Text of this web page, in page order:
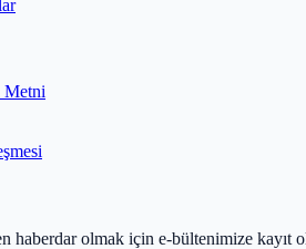
Metni
haberdar olmak için e-bültenimize kayıt